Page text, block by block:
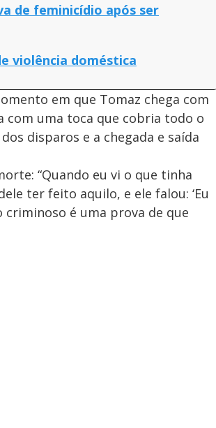
de feminicídio após ser
violência doméstica
em que Tomaz chega com
com uma toca que cobria todo o
disparos e a chegada e saída
“Quando eu vi o que tinha
ter feito aquilo, e ele falou: ‘Eu
criminoso é uma prova de que